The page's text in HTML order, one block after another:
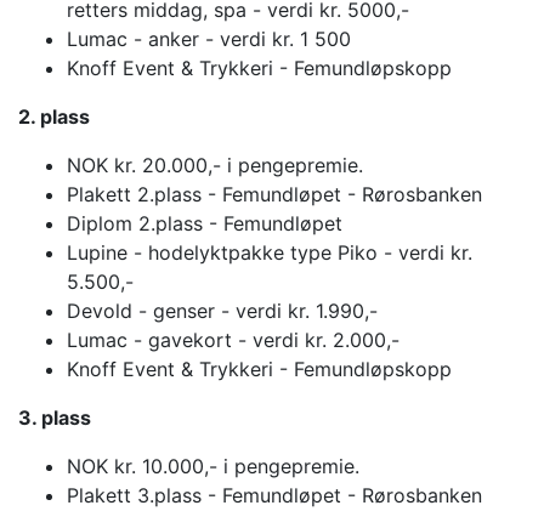
retters middag, spa - verdi kr. 5000,-
Lumac - anker - verdi kr. 1 500
Knoff Event & Trykkeri - Femundløpskopp
2. plass
NOK kr. 20.000,- i pengepremie.
Plakett 2.plass - Femundløpet - Rørosbanken
Diplom 2.plass - Femundløpet
Lupine - hodelyktpakke type Piko - verdi kr.
5.500,-
Devold - genser - verdi kr. 1.990,-
Lumac - gavekort - verdi kr. 2.000,-
Knoff Event & Trykkeri - Femundløpskopp
3. plass
NOK kr. 10.000,- i pengepremie.
Plakett 3.plass - Femundløpet - Rørosbanken